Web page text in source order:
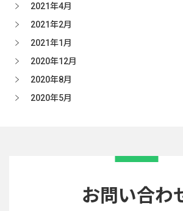
2021年4月
2021年2月
2021年1月
2020年12月
2020年8月
2020年5月
お問い合わ